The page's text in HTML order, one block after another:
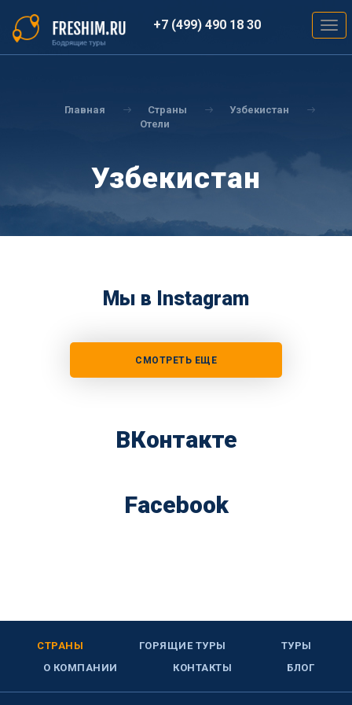
основному
содержанию
+7 (499) 490 18 30
Главная Страны
Узбекистан
Отели
Узбекистан
Мы в Instagram
СМОТРЕТЬ ЕЩЕ
ВКонтакте
Facebook
СТРАНЫ ГОРЯЩИЕ ТУРЫ
ТУРЫ
О КОМПАНИИ
КОНТАКТЫ БЛОГ